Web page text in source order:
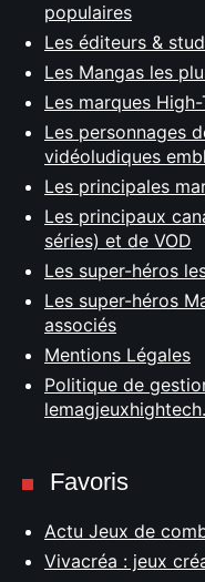
populaires
Les éditeurs &
Les Mangas les
Les marques
Les personnages
vidéoludiques
Les principales
Les principaux
séries) et de VOD
Les super-héros
Les super-héros
associés
Mentions Légales
Politique de
Favoris
Actu Jeux de
Vivacréa : jeux